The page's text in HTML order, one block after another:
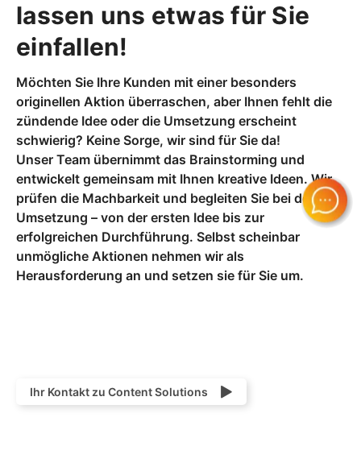
lassen uns etwas für Sie
einfallen!
Möchten Sie Ihre Kunden mit einer besonders
originellen Aktion überraschen, aber Ihnen fehlt die
zündende Idee oder die Umsetzung erscheint
schwierig? Keine Sorge, wir sind für Sie da!
Unser Team übernimmt das Brainstorming und
entwickelt gemeinsam mit Ihnen kreative Ideen. Wir
prüfen die Machbarkeit und begleiten Sie bei der
Umsetzung – von der ersten Idee bis zur
erfolgreichen Durchführung. Selbst scheinbar
unmögliche Aktionen nehmen wir als
Herausforderung an und setzen sie für Sie um.
Ihr Kontakt zu Content Solutions